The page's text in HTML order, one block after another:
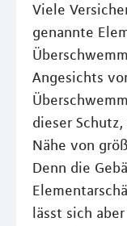
Viele
genannte
Angesichts
dieser
Nähe von
Denn die
lässt sich